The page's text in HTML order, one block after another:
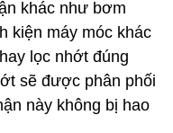
khác như bơm
kiện máy móc khác
lọc nhớt đúng
sẽ được phân phối
này không bị hao